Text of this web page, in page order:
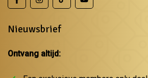
Nieuwsbrief
Ontvang altijd: